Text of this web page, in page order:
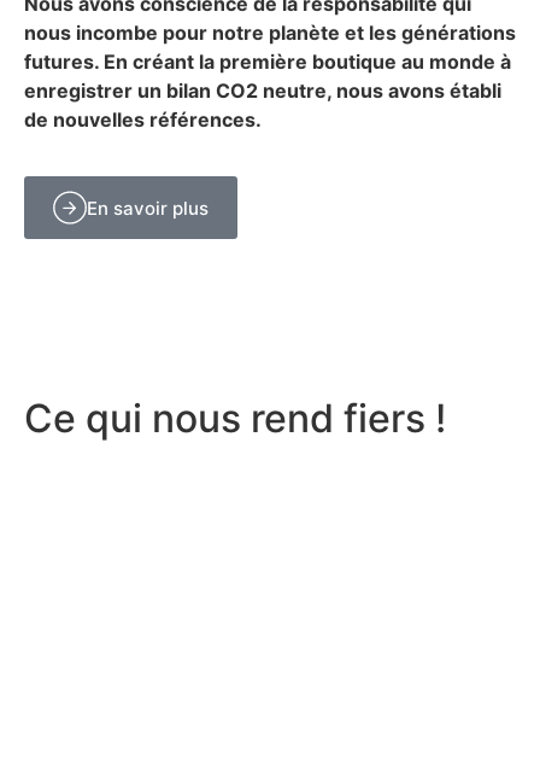
nous incombe pour notre planète et les générations
futures. En créant la première boutique au monde à
enregistrer un bilan CO2 neutre, nous avons établi
de nouvelles références.
En savoir plus
Ce qui nous rend fiers !